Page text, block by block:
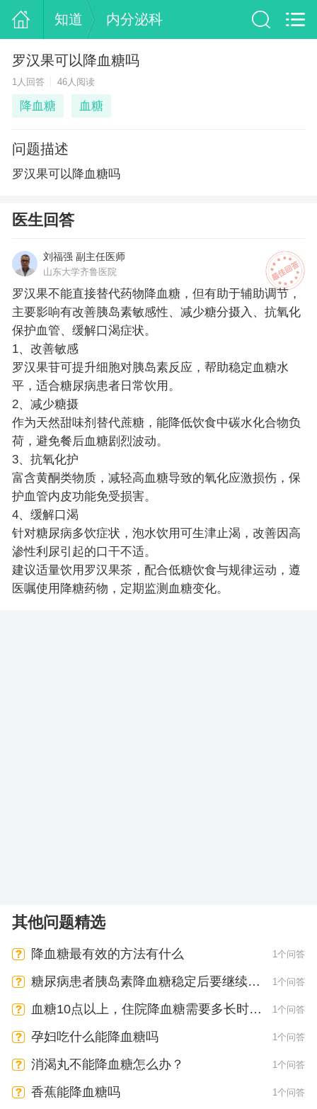
知道 内分泌科
罗汉果可以降血糖吗
1人回答 46人阅读
降血糖 血糖
问题描述
罗汉果可以降血糖吗
医生回答
刘福强 副主任医师
山东大学齐鲁医院
罗汉果不能直接替代药物降血糖，但有助于辅助调节，
主要影响有改善胰岛素敏感性、减少糖分摄入、抗氧化
保护血管、缓解口渴症状。
1、改善敏感
罗汉果苷可提升细胞对胰岛素反应，帮助稳定血糖水
平，适合糖尿病患者日常饮用。
2、减少糖摄
作为天然甜味剂替代蔗糖，能降低饮食中碳水化合物负
荷，避免餐后血糖剧烈波动。
3、抗氧化护
富含黄酮类物质，减轻高血糖导致的氧化应激损伤，保
护血管内皮功能免受损害。
4、缓解口渴
针对糖尿病多饮症状，泡水饮用可生津止渴，改善因高
渗性利尿引起的口干不适。
建议适量饮用罗汉果茶，配合低糖饮食与规律运动，遵
医嘱使用降糖药物，定期监测血糖变化。
其他问题精选
降血糖最有效的方法有什么 1个问答
糖尿病患者胰岛素降血糖稳定后要继续用
药吗
1个问答
血糖10点以上，住院降血糖需要多长时
间？
1个问答
孕妇吃什么能降血糖吗 1个问答
消渴丸不能降血糖怎么办？ 1个问答
香蕉能降血糖吗 1个问答